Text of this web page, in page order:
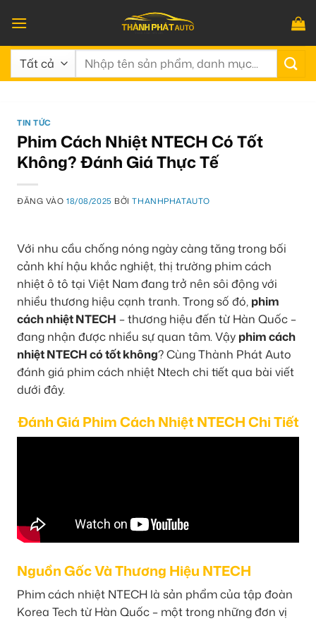
qua
nội
dung
Tìm
TIN TỨC
Phim Cách Nhiệt NTECH Có Tốt
Không? Đánh Giá Thực Tế
ĐĂNG VÀO18/08/2025 BỞITHANHPHATAUTO
Với nhu cầu chống nóng ngày càng tăng trong bối
cảnh khí hậu khắc nghiệt, thị trường phim cách
nhiệt ô tô tại Việt Nam đang trở nên sôi động với
nhiều thương hiệu cạnh tranh. Trong số đó, phim
cách nhiệt NTECH – thương hiệu đến từ Hàn Quốc –
đang nhận được nhiều sự quan tâm. Vậy phim cách
nhiệt NTECH có tốt không? Cùng Thành Phát Auto
đánh giá phim cách nhiệt Ntech chi tiết qua bài viết
dưới đây.
Đánh Giá Phim Cách Nhiệt NTECH Chi Tiết
Nguồn Gốc Và Thương Hiệu NTECH
Phim cách nhiệt NTECH là sản phẩm của tập đoàn
Korea Tech từ Hàn Quốc – một trong những đơn vị